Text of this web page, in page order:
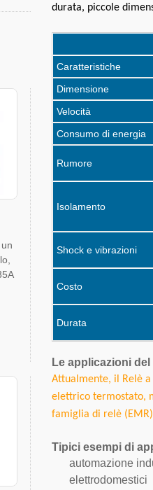
durata, piccole
Caratteristiche
Dimensione
Velocità
Consumo di energia
Rumore
Isolamento
Shock e vibrazioni
Costo
Durata
Le applicazioni
Attualmente, il Relè
elettrico termostato,
famiglia di relè
Tipici esempi di
automazione
elettrodomestici